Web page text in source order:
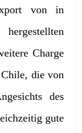
von in
Charge
die von
des
gute